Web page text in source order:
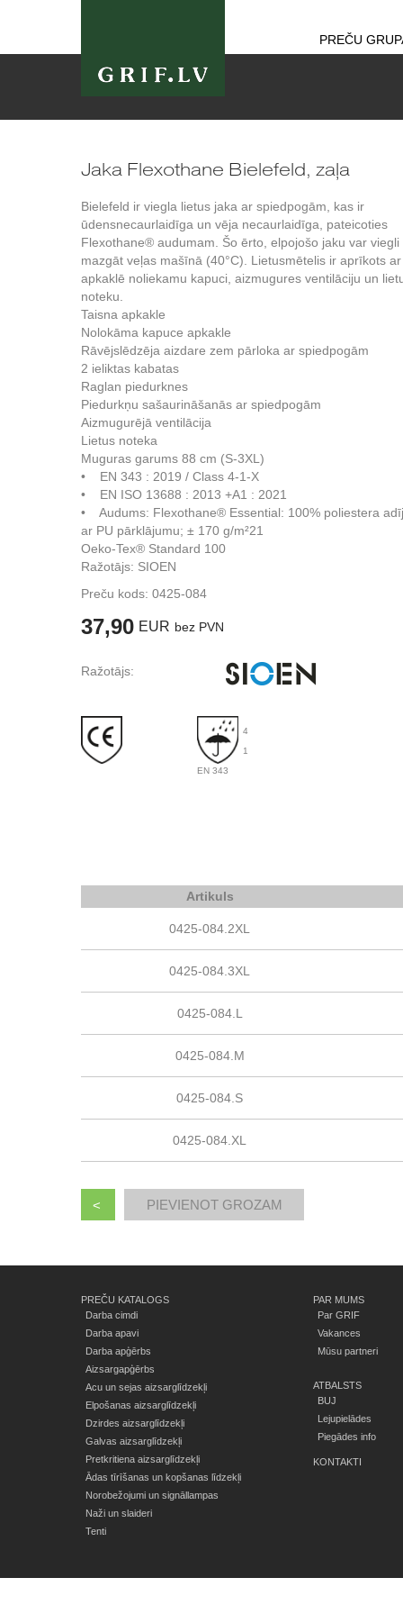
PREČU
Jaka Flexothane Bielefeld, zaļa
Bielefeld ir viegla lietus jaka ar spiedpogām, kas ir
ūdensnecaurlaidīga un vēja necaurlaidīga, pateicoties
Flexothane® audumam. Šo ērto, elpojošo jaku var viegli
mazgāt veļas mašīnā (40°C). Lietusmētelis ir aprīkots ar
apkaklē noliekamu kapuci, aizmugures ventilāciju un
noteku.
Taisna apkakle
Nolokāma kapuce apkakle
Rāvējslēdzēja aizdare zem pārloka ar spiedpogām
2 ieliktas kabatas
Raglan piedurknes
Piedurkņu sašaurināšanās ar spiedpogām
Aizmugurējā ventilācija
Lietus noteka
Muguras garums 88 cm (S-3XL)
• EN 343 : 2019 / Class 4-1-X
• EN ISO 13688 : 2013 +A1 : 2021
• Audums: Flexothane® Essential: 100% poliestera
ar PU pārklājumu; ± 170 g/m²21
Oeko-Tex® Standard 100
Ražotājs: SIOEN
Preču kods: 0425-084
37,90 EUR bez PVN
Ražotājs:
4
1
EN 343
Artikuls
0425-084.2XL
0425-084.3XL
0425-084.L
0425-084.M
0425-084.S
0425-084.XL
<
PREČU KATALOGS
Darba cimdi
Darba apavi
Darba apģērbs
Aizsargapģērbs
Acu un sejas aizsarglīdzekļi
Elpošanas aizsarglīdzekļi
Dzirdes aizsarglīdzekļi
Galvas aizsarglīdzekļi
Pretkritiena aizsarglīdzekļi
Ādas tīrīšanas un kopšanas līdzekļi
Norobežojumi un signāllampas
Naži un slaideri
Tenti
PAR MUMS
Par GRIF
Vakances
Mūsu partneri
ATBALSTS
BUJ
Lejupielādes
Piegādes info
KONTAKTI